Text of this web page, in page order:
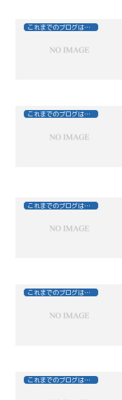
これまでのブログはこちら
これまでのブログはこちら
これまでのブログはこちら
これまでのブログはこちら
これまでのブログはこちら